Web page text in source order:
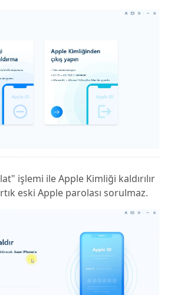
işlemi ile Apple Kimliği kaldırılır
eski Apple parolası sorulmaz.